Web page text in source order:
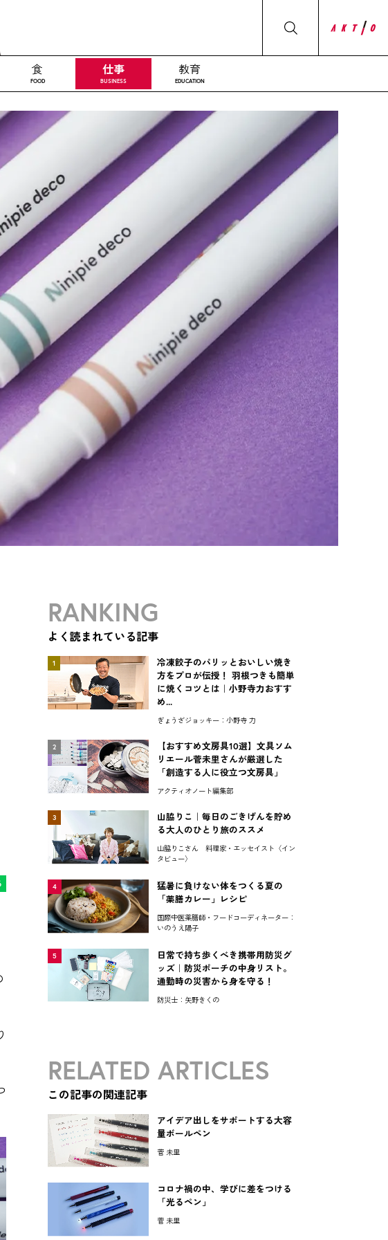
食
FOOD
仕事
BUSINESS
教育
EDUCATION
RANKING
よく読まれている記事
1
冷凍餃子のパリッとおいしい焼き
方をプロが伝授！ 羽根つきも簡単
に焼くコツとは｜小野寺力おすす
め...
ぎょうざジョッキー：小野寺 力
2
【おすすめ文房具10選】文具ソム
リエール菅未里さんが厳選した
「創造する人に役立つ文房具」
アクティオノート編集部
3
山脇りこ｜毎日のごきげんを貯め
る大人のひとり旅のススメ
山脇りこさん 料理家・エッセイスト〈イン
タビュー〉
4
猛暑に負けない体をつくる夏の
「薬膳カレー」レシピ
国際中医薬膳師・フードコーディネーター：
いのうえ陽子
5
日常で持ち歩くべき携帯用防災グ
ッズ｜防災ポーチの中身リスト。
通勤時の災害から身を守る！
防災士：矢野きくの
RELATED ARTICLES
この記事の関連記事
アイデア出しをサポートする大容
量ボールペン
菅 未里
コロナ禍の中、学びに差をつける
「光るペン」
菅 未里